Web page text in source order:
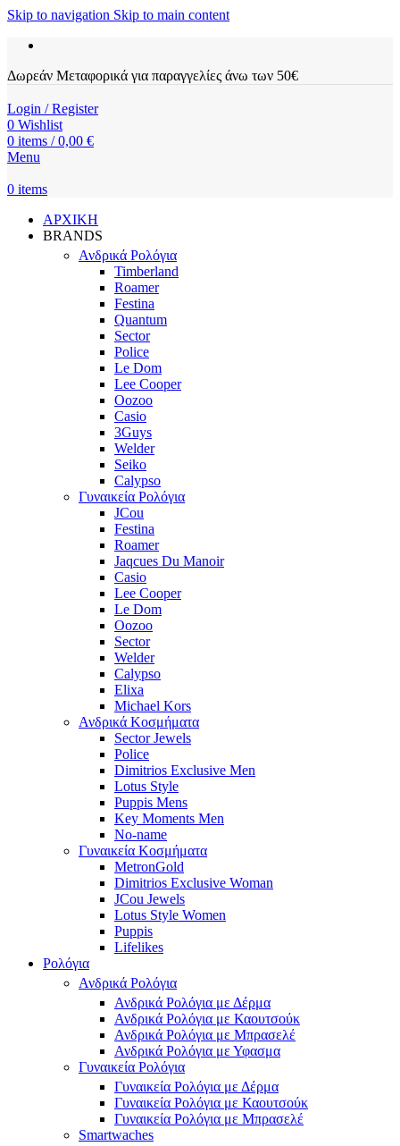
Skip to navigation Skip to main content
Δωρεάν Μεταφορικά για παραγγελίες άνω των 50€
Login / Register
0 Wishlist
0 items / 0,00 €
Menu
0 items
ΑΡΧΙΚΗ
BRANDS
Ανδρικά Ρολόγια
Timberland
Roamer
Festina
Quantum
Sector
Police
Le Dom
Lee Cooper
Oozoo
Casio
3Guys
Welder
Seiko
Calypso
Γυναικεία Ρολόγια
JCou
Festina
Roamer
Jaqcues Du Manoir
Casio
Lee Cooper
Le Dom
Oozoo
Sector
Welder
Calypso
Elixa
Michael Kors
Ανδρικά Κοσμήματα
Sector Jewels
Police
Dimitrios Exclusive Men
Lotus Style
Puppis Mens
Key Moments Men
No-name
Γυναικεία Κοσμήματα
MetronGold
Dimitrios Exclusive Woman
JCou Jewels
Lotus Style Women
Puppis
Lifelikes
Ρολόγια
Ανδρικά Ρολόγια
Ανδρικά Ρολόγια με Δέρμα
Ανδρικά Ρολόγια με Καουτσούκ
Ανδρικά Ρολόγια με Μπρασελέ
Ανδρικά Ρολόγια με Υφασμα
Γυναικεία Ρολόγια
Γυναικεία Ρολόγια με Δέρμα
Γυναικεία Ρολόγια με Καουτσούκ
Γυναικεία Ρολόγια με Μπρασελέ
Smartwaches